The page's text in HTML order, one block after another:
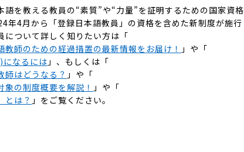
を教える教員の“素質”や“力量”を証明するための国家資格
年4月から「登録日本語教員」の資格を含めた新制度が施行
について詳しく知りたい方は「
師のための経過措置の最新情報をお届け！ 」や「
なるには 」、もしくは「
師はどうなる？ 」や「
の制度概要を解説！ 」や「
とは？ 」をご覧ください。